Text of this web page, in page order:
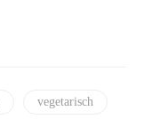
vegetarisch